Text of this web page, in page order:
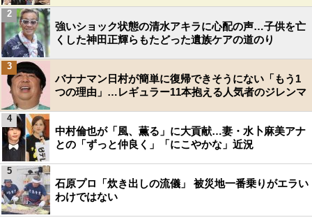
強いショック状態の清水アキラに心配の声…子供を亡
くした神田正輝らもたどった遺族ケアの道のり
2
バナナマン日村が簡単に復帰できそうにない「もう1
つの理由」…レギュラー11本抱える人気者のジレンマ
3
中村倫也が「風、薫る」に大貢献…妻・水卜麻美アナ
との「ずっと仲良く」「にこやかな」近況
4
石原プロ「炊き出しの流儀」 被災地一番乗りがエラい
わけではない
5